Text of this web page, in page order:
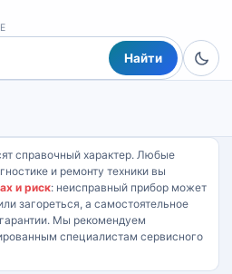
Найти
справочный характер. Любые
и ремонту техники вы
и риск: неисправный прибор может
загореться, а самостоятельное
Мы рекомендуем
специалистам сервисного